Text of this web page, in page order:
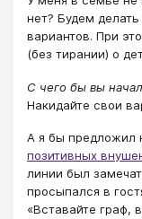
нет? Будем
вариантов. При
(без тирании) о
С чего бы вы
Накидайте свои
А я бы предложил
позитивных
линии был
просыпался в
«Вставайте граф,